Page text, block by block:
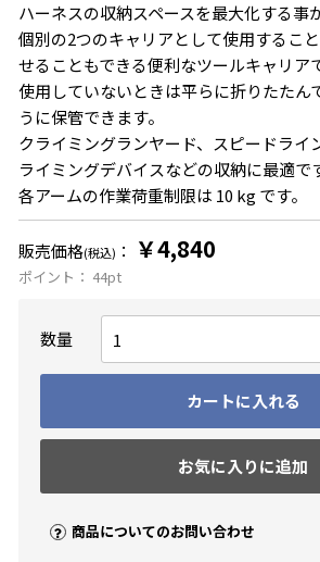
ハーネスの収納スペースを最大化する事
個別の2つのキャリアとして使用するこ
せることもできる便利なツールキャリア
使用していないときは平らに折りたたん
うに保管できます。
クライミングランヤード、スピードライ
ライミングデバイスなどの収納に最適で
各アームの作業荷重制限は 10 kg です。
販売価格(税込) ： ￥4,840
ポイント： 44pt
数量
カートに入れる
お気に入りに追加
商品についてのお問い合わせ